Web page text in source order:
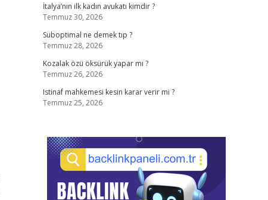
İtalya’nın ilk kadın avukatı kimdir ?
Temmuz 30, 2026
Suboptimal ne demek tıp ?
Temmuz 28, 2026
Kozalak özü öksürük yapar mı ?
Temmuz 26, 2026
Istinaf mahkemesi kesin karar verir mi ?
Temmuz 25, 2026